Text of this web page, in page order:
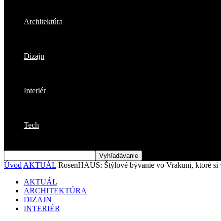
Architektúra
Dizajn
Interiér
Tech
Úvod AKTUÁL RosenHAUS: Štýlové bývanie vo Vrakuni, ktoré si
AKTUÁL
ARCHITEKTÚRA
DIZAJN
INTERIÉR